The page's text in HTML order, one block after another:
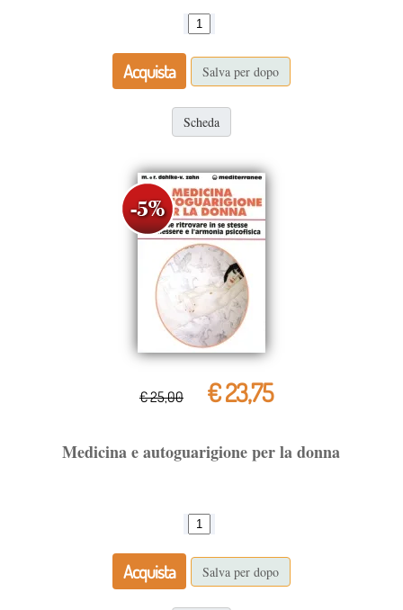
Acquista Salva per dopo
Scheda
€ 25,00 € 23,75
Medicina e autoguarigione per la donna
Acquista Salva per dopo